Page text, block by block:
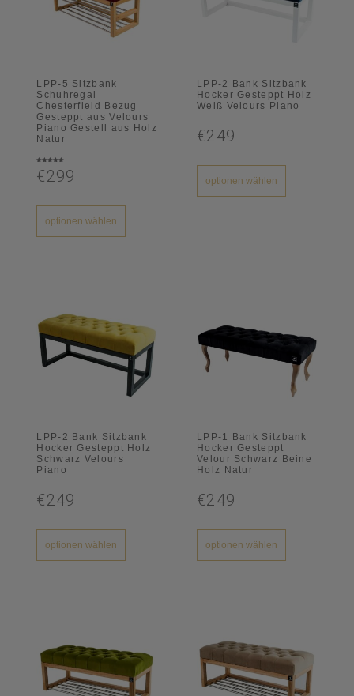
LPP-5 Sitzbank
Schuhregal
Chesterfield Bezug
Gesteppt aus Velours
Piano Gestell aus Holz
Natur
mit
5.00
von 5
€299
optionen wählen
LPP-2 Bank Sitzbank
Hocker Gesteppt Holz
Weiß Velours Piano
€249
optionen wählen
LPP-2 Bank Sitzbank
Hocker Gesteppt Holz
Schwarz Velours
Piano
€249
optionen wählen
LPP-1 Bank Sitzbank
Hocker Gesteppt
Velour Schwarz Beine
Holz Natur
€249
optionen wählen